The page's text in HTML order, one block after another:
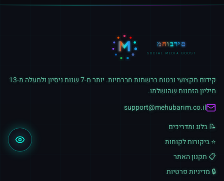
M מחוברים
SOCIAL MEDIA BOOST
קידום מקצועי ובטוח ברשתות חברתיות. יותר מ-7 שנות ניסיון ולמעלה מ-13
מיליון הזמנות שהושלמו.
support@mehubarim.co.il
📝 בלוג ומדריכים
⭐ ביקורות לקוחות
📋 תקנון האתר
🔒 מדיניות פרטיות